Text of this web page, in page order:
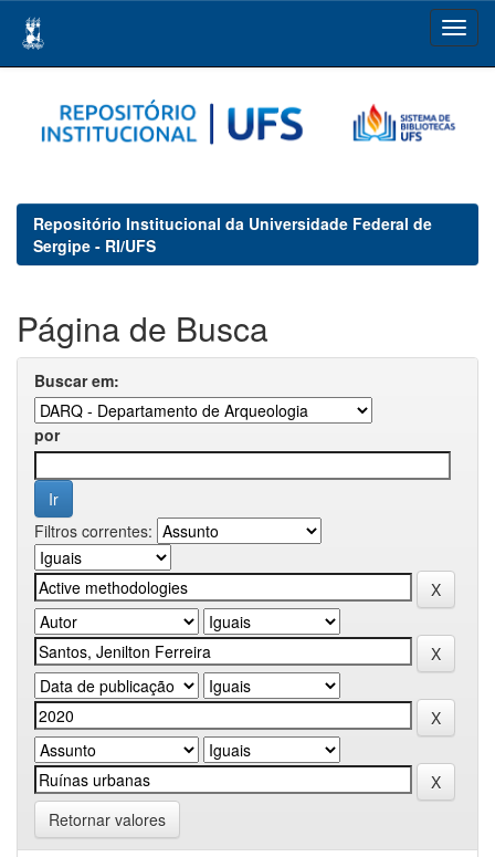
navigation
Repositório Institucional da Universidade Federal de
Sergipe - RI/UFS
Página de Busca
Buscar em:
por
Filtros correntes:
Retornar valores